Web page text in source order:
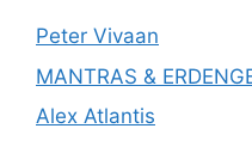
Peter Vivaan
MANTRAS &
Alex Atlantis